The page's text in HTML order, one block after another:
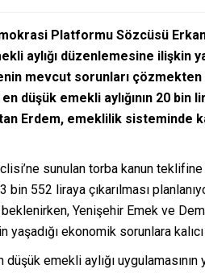
Platformu Sözcüsü
aylığı düzenlemesine ilişkin
mevcut sorunları çözmekten
düşük emekli aylığının 20 bin
Erdem, emeklilik sisteminde
sunulan torba kanun
bin 552 liraya çıkarılması
beklenirken, Yenişehir Emek ve
yaşadığı ekonomik sorunlara
düşük emekli aylığı